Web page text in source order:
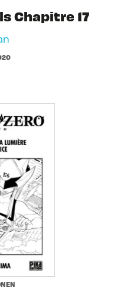
Chapitre 17